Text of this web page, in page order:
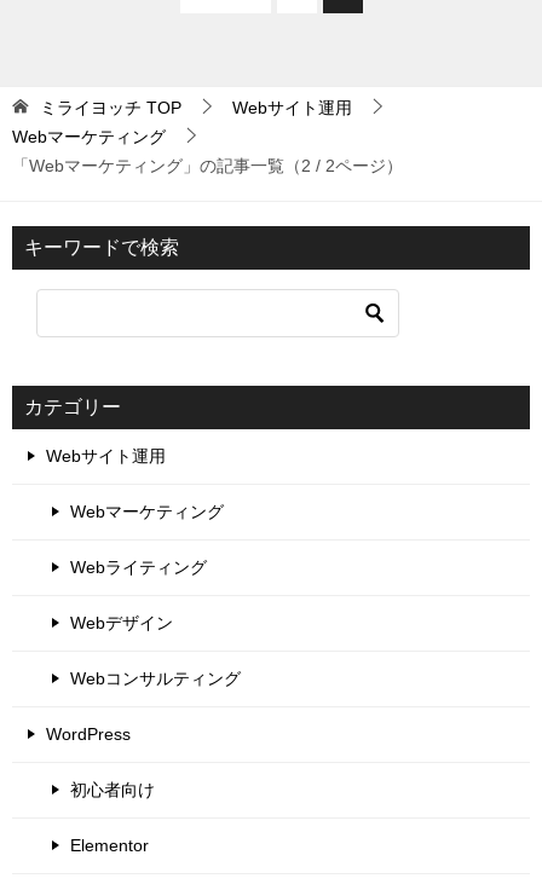
ミライヨッチ TOP
Webサイト運用
Webマーケティング
「Webマーケティング」の記事一覧（2 / 2ページ）
キーワードで検索
カテゴリー
Webサイト運用
Webマーケティング
Webライティング
Webデザイン
Webコンサルティング
WordPress
初心者向け
Elementor